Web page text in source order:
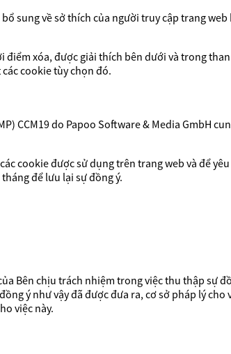
sung về sở thích của người truy cập trang
xóa, được giải thích bên dưới và trong
cookie tùy chọn đó.
CCM19 do Papoo Software & Media GmbH
cookie được sử dụng trên trang web và để
để lưu lại sự đồng ý.
Bên chịu trách nhiệm trong việc thu thập sự
ý như vậy đã được đưa ra, cơ sở pháp lý
việc này.